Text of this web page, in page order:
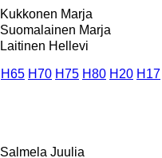
Kukkonen Marja
Suomalainen Marja
Laitinen Hellevi
H65 H70 H75 H80 H20 H17
Salmela Juulia